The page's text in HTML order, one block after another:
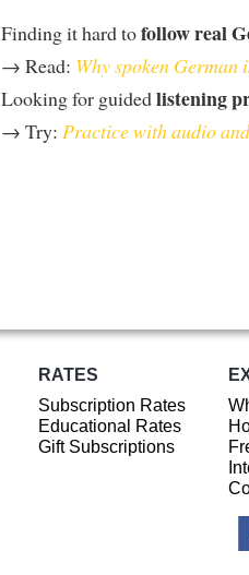
Finding it hard tofollow real
→ Read: Why spoken
Looking for guidedlistening
→ Try: Practice with audio
RATES
Subscription Rates
Educational Rates
Gift Subscriptions